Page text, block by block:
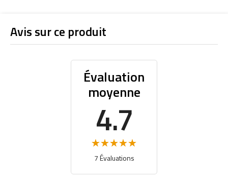
Avis sur ce produit
Évaluation
moyenne
4.7
7 Évaluations